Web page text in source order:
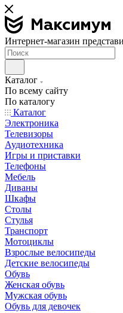
Интернет-магазин
Каталог
По всему сайту
По каталогу
Каталог
Электроника
Телевизоры
Аудиотехника
Игры и приставки
Телефоны
Мебель
Диваны
Шкафы
Столы
Стулья
Транспорт
Мотоциклы
Взрослые велосипеды
Детские велосипеды
Обувь
Женская обувь
Мужская обувь
Обувь для девочек